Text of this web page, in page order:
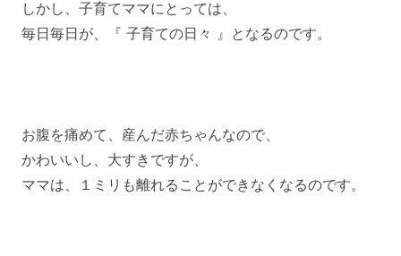
しかし、子育てママにとっては、
毎日毎日が、『 子育ての日々 』となるのです。
お腹を痛めて、産んだ赤ちゃんなので、
かわいいし、大すきですが、
ママは、１ミリも離れることができなくなるのです。